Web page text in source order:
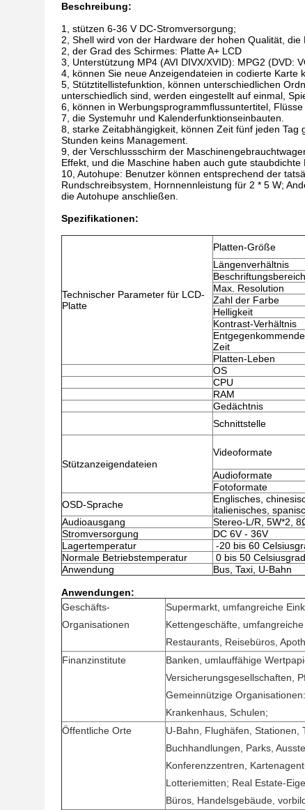
Beschreibung:
1, stützen 6-36 V DC-Stromversorgung;
2, Shell wird von der Hardware der hohen Qualität,
2, der Grad des Schirmes: Platte A+ LCD
3, Unterstützung MP4 (AVI DIVX/XVID): MPG2 (DVD:
4, können Sie neue Anzeigendateien in codierte Karte
5, Stütztitellistefunktion, können unterschiedlichen
unterschiedlich sind, werden eingestellt auf einmal,
6, können in Werbungsprogrammflussuntertitel,
7, die Systemuhr und Kalenderfunktionseinbauten.
8, starke Zeitabhängigkeit, können Zeit fünf jeden
Stunden keins Management.
9, der Verschlussschirm der
Effekt, und die Maschine haben auch gute staubdichte
10, Autohupe: Benutzer können entsprechend der
Rundschreibsystem, Hornnennleistung für 2 * 5 W;
die Autohupe anschließen.
Spezifikationen:
Technischer Parameter für LCD-
Platte
Platten-Größe
Längenverhältnis
Beschriftungsbereich
Max. Resolution
Zahl der Farbe
Helligkeit
Kontrast-Verhältnis
Entgegenkommende
Zeit
Platten-Leben
OS
CPU
RAM
Gedächtnis
Schnittstelle
Stützanzeigendateien
Videoformate
Audioformate
Fotoformate
OSD-Sprache
Englisches,
italienisches,
Audioausgang
Stereo-L/R, 5W*2,
Stromversorgung
DC 6V - 36V
Lagertemperatur
-20 bis 60
Normale Betriebstemperatur
0 bis 50 Celsiusgrad
Anwendung
Bus, Taxi, U-Bahn
Anwendungen:
Geschäfts-
Organisationen
Supermarkt, umfangreiche
Kettengeschäfte,
Restaurants, Reisebüros,
Finanzinstitute
Banken, umlauffähige
Versicherungsgesellschaften,
Gemeinnützige
Krankenhaus, Schulen;
Öffentliche Orte
U-Bahn, Flughäfen, Stationen,
Buchhandlungen, Parks,
Konferenzzentren,
Lotteriemitten; Real Estate-
Büros, Handelsgebäude,